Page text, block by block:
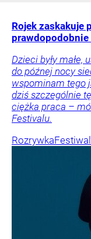
Rojek zaskakuje
prawdopodobnie
Dzieci były
do późnej nocy
wspominam tego
dziś szczególnie
ciężka praca –
Festivalu.
Rozrywka